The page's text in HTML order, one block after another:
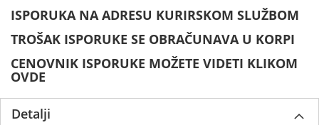
ISPORUKA NA ADRESU KURIRSKOM SLUŽBOM
TROŠAK ISPORUKE SE OBRAČUNAVA U KORPI
CENOVNIK ISPORUKE MOŽETE VIDETI KLIKOM
OVDE
Detalji